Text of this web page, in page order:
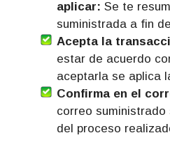
aplicar: Se te
suministrada a fin
Acepta la
estar de acuerdo
aceptarla se aplica
Confirma en el
correo
del proceso